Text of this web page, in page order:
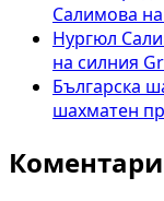
Салимова
Нургюл
на силния
Българска
шахматен
Коментари